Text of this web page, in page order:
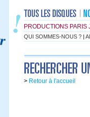
PRODUCTIONS PARIS
QUI SOMMES-NOUS ? |
> Retour à l'accueil